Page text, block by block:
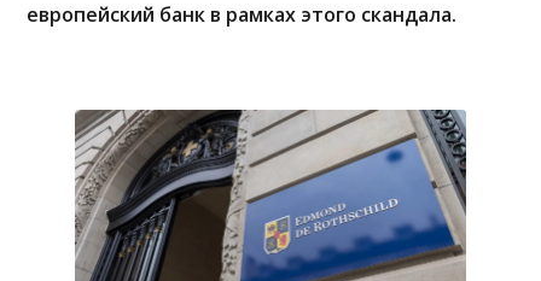
европейский банк в рамках этого скандала.